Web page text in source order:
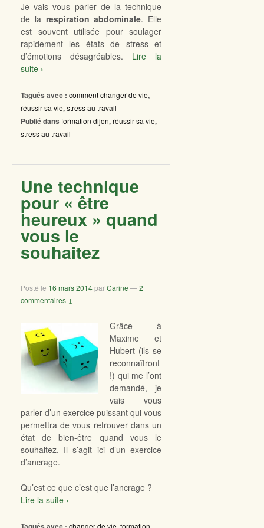
Je vais vous parler de la technique
de la respiration abdominale. Elle
est souvent utilisée pour soulager
rapidement les états de stress et
d’émotions désagréables. Lire la
suite ›
Tagués avec : comment changer de vie,
réussir sa vie,stress au travail
Publié dans formation dijon,réussir sa vie,
stress au travail
Une technique
pour « être
heureux » quand
vous le
souhaitez
Posté le 16 mars 2014parCarine —2
commentaires ↓
Grâce à
Maxime et
Hubert (ils se
reconnaîtront
!) qui me l’ont
demandé, je
vais vous
parler d’un exercice puissant qui vous
permettra de vous retrouver dans un
état de bien-être quand vous le
souhaitez. Il s’agit ici d’un exercice
d’ancrage.
Qu’est ce que c’est que l’ancrage ?
Lire la suite ›
changer de vie formation